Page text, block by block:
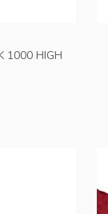
1000 HIGH